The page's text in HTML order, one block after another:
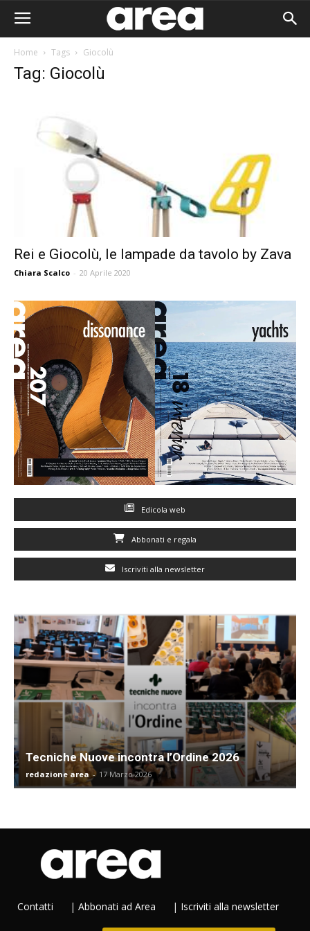
Home Tags Giocolù
Tag: Giocolù
Rei e Giocolù, le lampade da tavolo by Zava
Chiara Scalco - 20 Aprile 2020
Edicola web
Abbonati e regala
Iscriviti alla newsletter
Tecniche Nuove incontra l’Ordine 2026
redazione area - 17 Marzo 2026
Contatti | Abbonati ad Area | Iscriviti alla newsletter